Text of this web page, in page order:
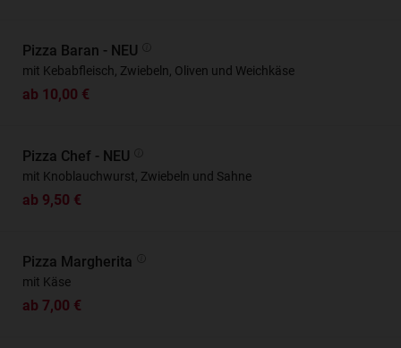
Pizza Baran - NEU
mit Kebabfleisch, Zwiebeln, Oliven und Weichkäse
ab 10,00 €
Pizza Chef - NEU
mit Knoblauchwurst, Zwiebeln und Sahne
ab 9,50 €
Pizza Margherita
mit Käse
ab 7,00 €